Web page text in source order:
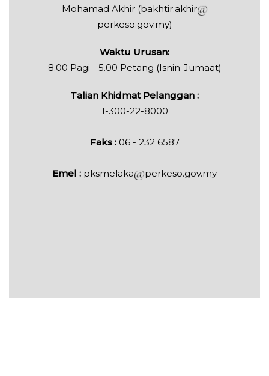
Mohamad Akhir (bakhtir.akhir
perkeso.gov.my)
Waktu Urusan:
8.00 Pagi - 5.00 Petang (Isnin-Jumaat)
Talian Khidmat Pelanggan :
1-300-22-8000
Faks : 06 - 232 6587
Emel : pksmelaka perkeso.gov.my